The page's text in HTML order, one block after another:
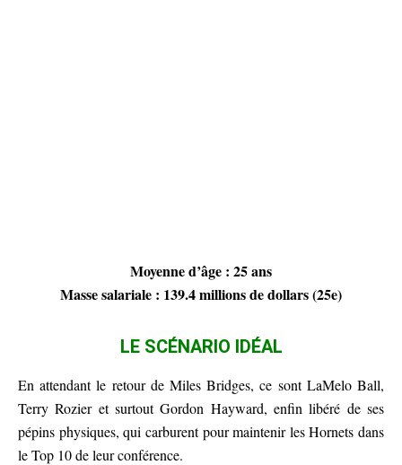
Moyenne d’âge : 25 ans
Masse salariale : 139.4 millions de dollars (25e)
LE SCÉNARIO IDÉAL
En attendant le retour de Miles Bridges, ce sont LaMelo Ball,
Terry Rozier et surtout Gordon Hayward, enfin libéré de ses
pépins physiques, qui carburent pour maintenir les Hornets dans
le Top 10 de leur conférence.